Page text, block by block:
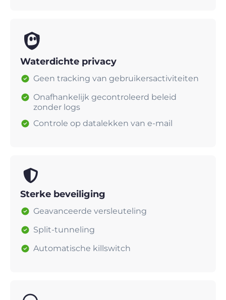
Waterdichte privacy
Geen tracking van gebruikersactiviteiten
Onafhankelijk gecontroleerd beleid
zonder logs
Controle op datalekken van e-mail
Sterke beveiliging
Geavanceerde versleuteling
Split-tunneling
Automatische killswitch